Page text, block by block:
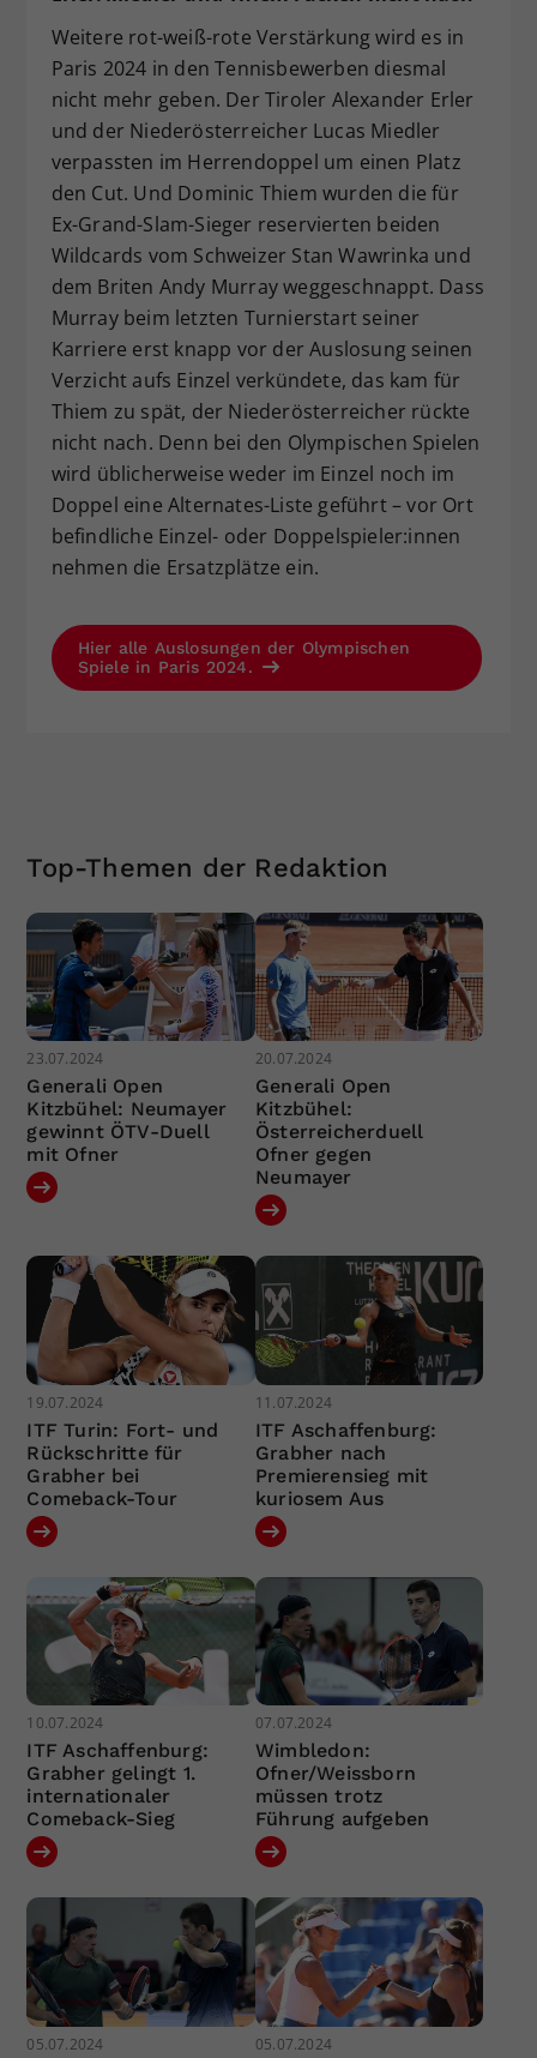
Weitere rot-weiß-rote Verstärkung wird es in
Paris 2024 in den Tennisbewerben diesmal
nicht mehr geben. Der Tiroler Alexander Erler
und der Niederösterreicher Lucas Miedler
verpassten im Herrendoppel um einen Platz
den Cut. Und Dominic Thiem wurden die für
Ex-Grand-Slam-Sieger reservierten beiden
Wildcards vom Schweizer Stan Wawrinka und
dem Briten Andy Murray weggeschnappt. Dass
Murray beim letzten Turnierstart seiner
Karriere erst knapp vor der Auslosung seinen
Verzicht aufs Einzel verkündete, das kam für
Thiem zu spät, der Niederösterreicher rückte
nicht nach. Denn bei den Olympischen Spielen
wird üblicherweise weder im Einzel noch im
Doppel eine Alternates-Liste geführt – vor Ort
befindliche Einzel- oder Doppelspieler:innen
nehmen die Ersatzplätze ein.
Hier alle Auslosungen der Olympischen
Spiele in Paris 2024.
Top-Themen der Redaktion
23.07.2024
Generali Open
Kitzbühel: Neumayer
gewinnt ÖTV-Duell
mit Ofner
20.07.2024
Generali Open
Kitzbühel:
Österreicherduell
Ofner gegen
Neumayer
19.07.2024
ITF Turin: Fort- und
Rückschritte für
Grabher bei
Comeback-Tour
11.07.2024
ITF Aschaffenburg:
Grabher nach
Premierensieg mit
kuriosem Aus
10.07.2024
ITF Aschaffenburg:
Grabher gelingt 1.
internationaler
Comeback-Sieg
07.07.2024
Wimbledon:
Ofner/Weissborn
müssen trotz
Führung aufgeben
05.07.2024 05.07.2024